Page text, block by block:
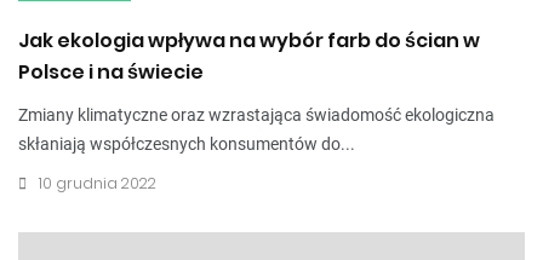
Jak ekologia wpływa na wybór farb do ścian w
Polsce i na świecie
Zmiany klimatyczne oraz wzrastająca świadomość ekologiczna
skłaniają współczesnych konsumentów do...
10 grudnia 2022